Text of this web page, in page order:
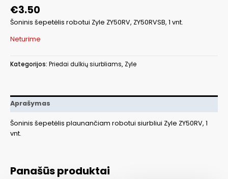
€3.50
Šoninis šepetėlis robotui Zyle ZY50RV, ZY50RVSB, 1 vnt.
Neturime
Kategorijos: Priedai dulkių siurbliams, Zyle
Aprašymas
Šoninis šepetėlis plaunančiam robotui siurbliui Zyle ZY50RV, 1
vnt.
Panašūs produktai